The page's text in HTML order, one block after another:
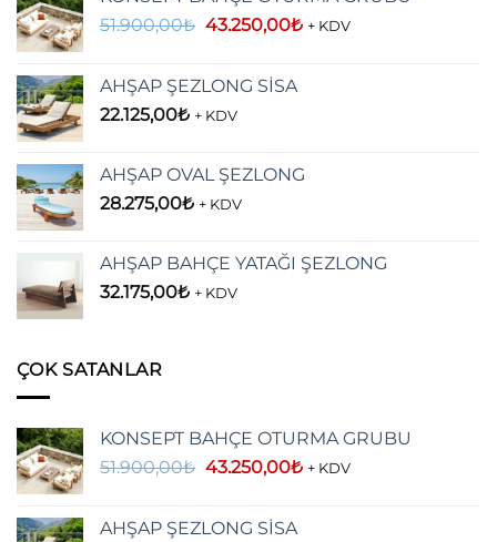
51.900,00₺ Orijinal
43.250,00₺Şu
+ KDV
AHŞAP ŞEZLONG SİSA
22.125,00₺ + KDV
AHŞAP OVAL ŞEZLONG
28.275,00₺ + KDV
AHŞAP BAHÇE YATAĞI ŞEZLONG
32.175,00₺ + KDV
ÇOK SATANLAR
KONSEPT BAHÇE OTURMA GRUBU
51.900,00₺ Orijinal
43.250,00₺Şu
+ KDV
AHŞAP ŞEZLONG SİSA